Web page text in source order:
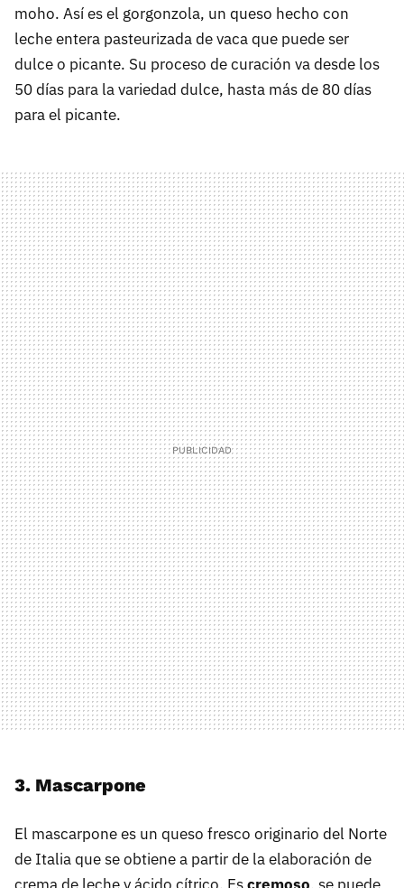
moho. Así es el gorgonzola, un queso hecho con
leche entera pasteurizada de vaca que puede ser
dulce o picante. Su proceso de curación va desde los
50 días para la variedad dulce, hasta más de 80 días
para el picante.
3. Mascarpone
El mascarpone es un queso fresco originario del Norte
de Italia que se obtiene a partir de la elaboración de